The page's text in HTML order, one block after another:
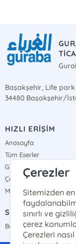
Başakşehir, Life
34480 Başakşehir/
HIZLI ERİŞİM
Anasayfa
Tüm Eserler
Gizlilik Sözleşmesi
Çerez Politikası
Mesafeli Satış
SATIŞ
Bayi Haritamız
Çerezler
Sitemizden
sınırlı ve
çerez
Çerezleri nasıl